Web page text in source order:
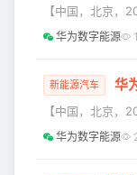
池等共同筑牢智
【中国，北京，
展览会开幕前夕
时重磅发布了华
同为“超充联盟
华为数字能源
新能源汽车 华
【中国，北京，
研究院主办的智
华为数字能源